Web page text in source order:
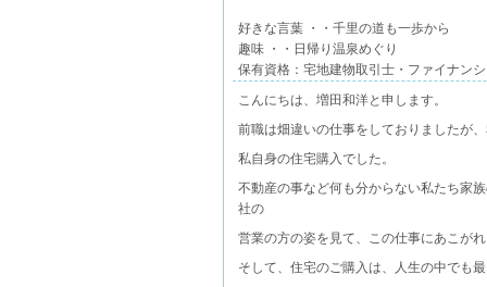
好きな言葉 ・・千里の道も一歩から
趣味 ・・日帰り温泉めぐり
保有資格：宅地建物取引士・ファイナン
こんにちは、増田和洋と申します。
前職は畑違いの仕事をしておりましたが
私自身の住宅購入でした。
不動産の事など何も分からない私たち家
社の
営業の方の姿を見て、この仕事にあこが
そして、住宅のご購入は、人生の中でも